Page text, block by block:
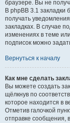
браузере. Вы не
В phpBB 3.1
получать
закладках. В случае
изменениях в теме
подписок можно
Вернуться к началу
Как мне сделать
Вы можете создать
щёлкнув по
которое находится в
Отметив галочкой
отправке сообщения,